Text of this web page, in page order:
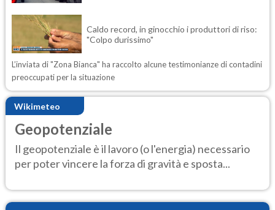
Caldo record, in ginocchio i produttori di riso:
"Colpo durissimo"
L’inviata di "Zona Bianca" ha raccolto alcune testimonianze di contadini
preoccupati per la situazione
Wikimeteo
Geopotenziale
Il geopotenziale è il lavoro (o l'energia) necessario
per poter vincere la forza di gravità e sposta...